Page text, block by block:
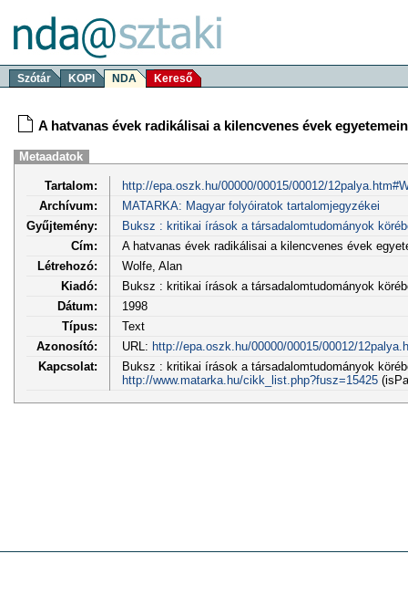
Szótár KOPI NDA Kereső
A hatvanas évek radikálisai a kilencvenes évek egyetemein
Metaadatok
Tartalom:
http://epa.oszk.hu/00000/00015/00012/
Archívum:
MATARKA: Magyar folyóiratok tartalomjegyzékei
Gyűjtemény:
Buksz : kritikai írások a társadalomtudományok
Cím:
A hatvanas évek radikálisai a kilencvenes évek
Létrehozó:
Wolfe, Alan
Kiadó:
Buksz : kritikai írások a társadalomtudományok
Dátum:
1998
Típus:
Text
Azonosító:
URL: http://epa.oszk.hu/00000/00015/00012/
Kapcsolat:
Buksz : kritikai írások a társadalomtudományok
http://www.matarka.hu/cikk_list.php?fusz=15425